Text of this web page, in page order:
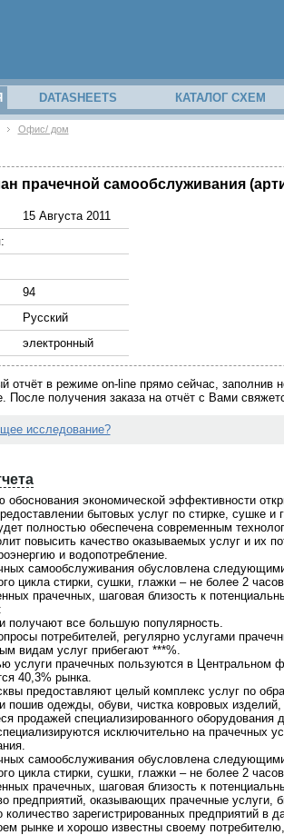
DATASHEETS КАТАЛОГ СХЕМ
любой
делать дальше? Когда со мной
свяжутся?
Ответ:
Менеджер связывается по заявкам в
рабочие дни с 9 до 18 по московскому
времени. Срок ответа на заявки не более
1-2 часов. Если с Вами не связались, то
проверьте почту, Вы получили
телефоном Вашего персонального
менеджера. Свяжитесь с ним
самостоятельно и задайте интересующие
Вас вопросы. Или обратитесь по общему
телефону
6121
Офис/ дом
прачечной самообслуживания
15 Августа 2011
94
Русский
электронный
отчёт в режиме on-line прямо сейчас,
После получения заказа на отчёт с Вами
исследование?
обоснования экономической эффективности
бытовых услуг по стирке, сушке и
полностью обеспечена современным
повысить качество оказываемых услуг и их
и водопотребление.
самообслуживания обусловлена
цикла стирки, сушки, глажки – не более 2
прачечных, шаговая близость к
получают все большую популярность.
потребителей, регулярно услугами
видам услуг прибегают ***%.
услуги прачечных пользуются в Центральном
40,3% рынка.
предоставляют целый комплекс услуг по
пошив одежды, обуви, чистка ковровых
продажей специализированного оборудования
исключительно на прачечных
самообслуживания обусловлена
цикла стирки, сушки, глажки – не более 2
прачечных, шаговая близость к
предприятий, оказывающих прачечные услуги,
количество зарегистрированных предприятий
рынке и хорошо известны своему